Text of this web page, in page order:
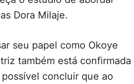
Dora Milaje.
seu papel como Okoye
também está confirmada
concluir que ao